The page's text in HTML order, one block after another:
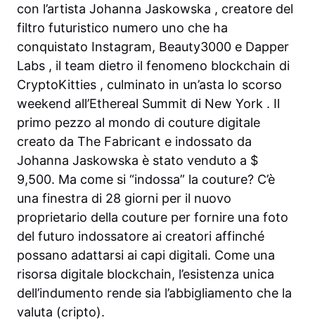
con l’artista Johanna Jaskowska , creatore del
filtro futuristico numero uno che ha
conquistato Instagram, Beauty3000 e Dapper
Labs , il team dietro il fenomeno blockchain di
CryptoKitties , culminato in un’asta lo scorso
weekend all’Ethereal Summit di New York . Il
primo pezzo al mondo di couture digitale
creato da The Fabricant e indossato da
Johanna Jaskowska è stato venduto a $
9,500. Ma come si “indossa” la couture? C’è
una finestra di 28 giorni per il nuovo
proprietario della couture per fornire una foto
del futuro indossatore ai creatori affinché
possano adattarsi ai capi digitali. Come una
risorsa digitale blockchain, l’esistenza unica
dell’indumento rende sia l’abbigliamento che la
valuta (cripto).